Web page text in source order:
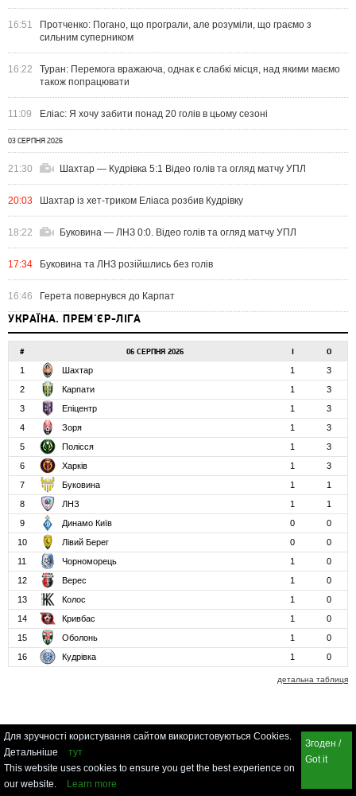
16:51
Протченко: Погано, що програли, але розуміли, що граємо з
сильним суперником
16:22
Туран: Перемога вражаюча, однак є слабкі місця, над якими маємо
також попрацювати
11:09 Еліас: Я хочу забити понад 20 голів в цьому сезоні
03 СЕРПНЯ 2026
21:30 Шахтар — Кудрівка 5:1 Відео голів та огляд матчу УПЛ
20:03 Шахтар із хет-триком Еліаса розбив Кудрівку
18:22 Буковина — ЛНЗ 0:0. Відео голів та огляд матчу УПЛ
17:34 Буковина та ЛНЗ розійшлись без голів
16:46 Герета повернувся до Карпат
УКРАЇНА. ПРЕМ'ЄР-ЛІГА
# 06 СЕРПНЯ 2026 І О
1 Шахтар 1
3
2
Карпати 1
3
3
Епіцентр 1
3
4
Зоря 1
3
5
Полісся 1
3
6
Харків 1
3
7
Буковина 1
1
8
ЛНЗ 1
1
9
Динамо Київ 0
0
10
Лівий Берег 0
0
11
Чорноморець 1
0
12
Верес 1
0
13
Колос 1
0
14
Кривбас 1
0
15
Оболонь 1
0
16
Кудрівка 1 0
детальна таблиця
Для зручності користування сайтом використовуються Cookies.
Детальніше
тут
This website uses cookies to ensure you get the best experience on
our website.
Learn more
Згоден /
Got it